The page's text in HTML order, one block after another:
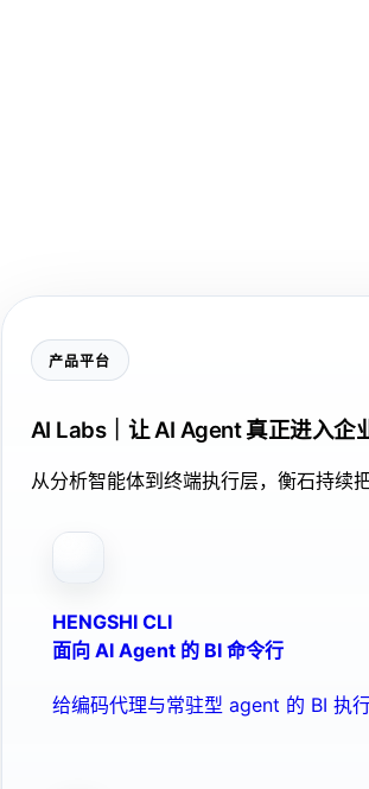
产品平台
AI Labs｜让 AI Agent 真正进入企
从分析智能体到终端执行层，衡石持续
HENGSHI CLI
面向 AI Agent 的 BI 命令行
给编码代理与常驻型 agent 的 BI 执